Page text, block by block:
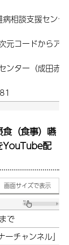
相談支援セン
元コードからア
ンター（成田赤
（食事）嚥
YouTube配
画面サイズで表示
で
チャンネル」